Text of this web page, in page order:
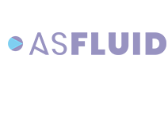
Aller à la recherche